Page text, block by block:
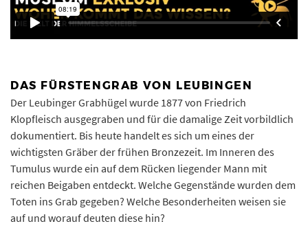
DAS FÜRSTENGRAB VON LEUBINGEN
Der Leubinger Grabhügel wurde 1877 von Friedrich
Klopfleisch ausgegraben und für die damalige Zeit vorbildlich
dokumentiert. Bis heute handelt es sich um eines der
wichtigsten Gräber der frühen Bronzezeit. Im Inneren des
Tumulus wurde ein auf dem Rücken liegender Mann mit
reichen Beigaben entdeckt. Welche Gegenstände wurden dem
Toten ins Grab gegeben? Welche Besonderheiten weisen sie
auf und worauf deuten diese hin?